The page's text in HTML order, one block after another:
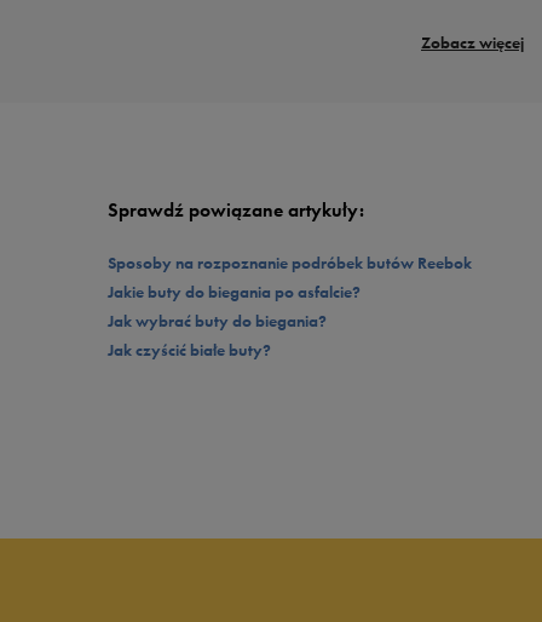
Zobacz więcej
dopasowanie sznurowanie. Nie da się ukryć, że największą uwagę
futurystyczny look. Brand doskonale połączył w sylwetce modelu sportowe
Sprawdź powiązane artykuły:
Sposoby na rozpoznanie podróbek butów Reebok
Jakie buty do biegania po asfalcie?
Jak wybrać buty do biegania?
Jak czyścić białe buty?